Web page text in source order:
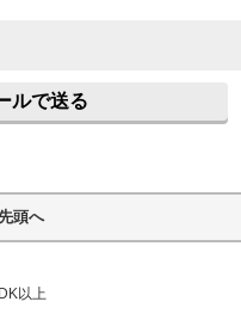
ルで送る
頭へ
以上